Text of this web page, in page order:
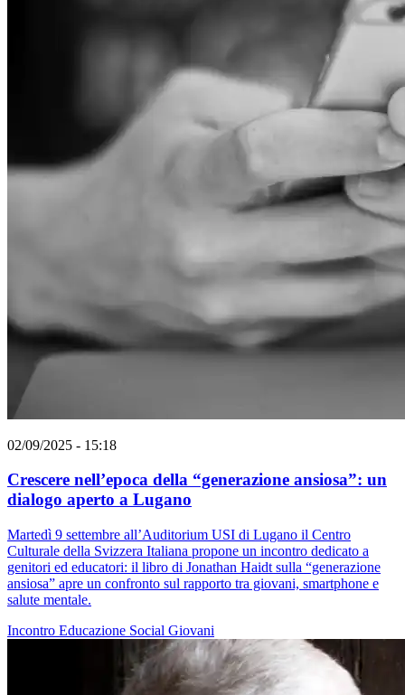
02/09/2025 - 15:18
Crescere nell’epoca della “generazione ansiosa”: un
dialogo aperto a Lugano
Martedì 9 settembre all’Auditorium USI di Lugano il Centro
Culturale della Svizzera Italiana propone un incontro dedicato a
genitori ed educatori: il libro di Jonathan Haidt sulla “generazione
ansiosa” apre un confronto sul rapporto tra giovani, smartphone e
salute mentale.
Incontro Educazione Social Giovani